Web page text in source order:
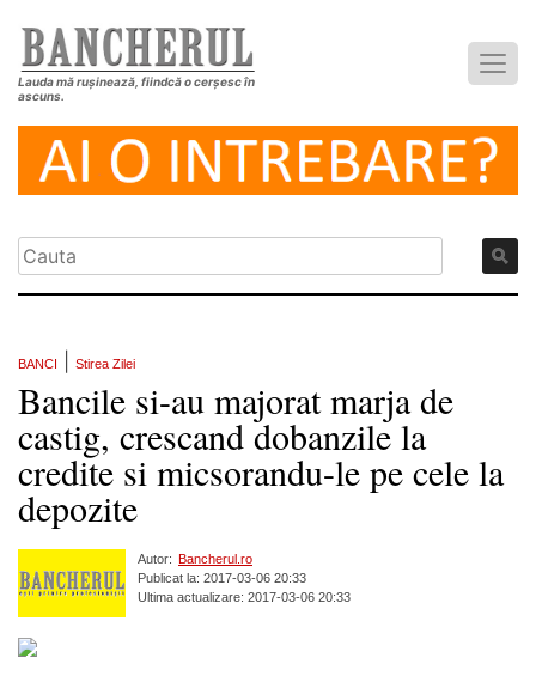
Lauda mă rușinează, fiindcă o cerșesc în
ascuns.
BANCI Stirea Zilei
Bancile si-au majorat marja de
castig, crescand dobanzile la
credite si micsorandu-le pe cele la
depozite
Autor: Bancherul.ro
Publicat la: 2017-03-06 20:33
Ultima actualizare: 2017-03-06 20:33